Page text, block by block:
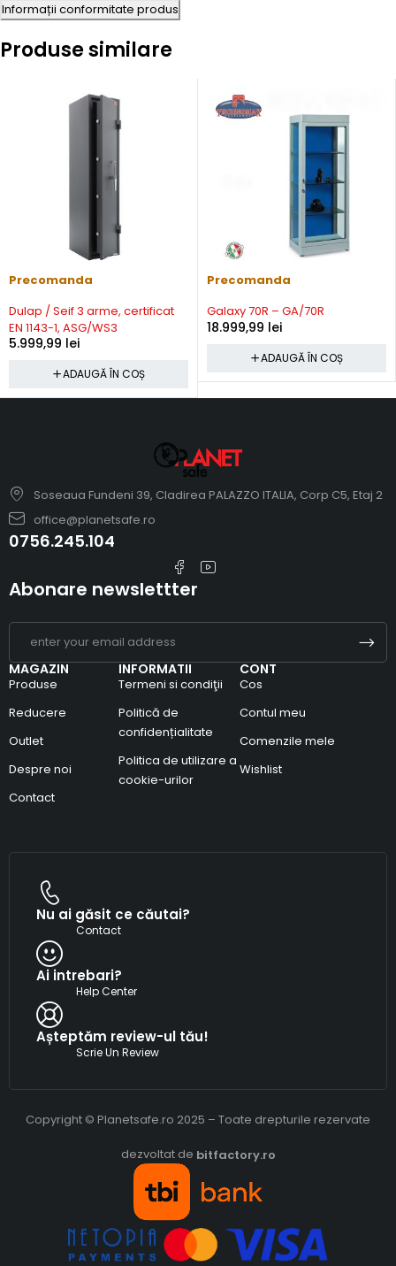
Informații conformitate produs
Produse similare
Precomanda
Dulap / Seif 3 arme, certificat
EN 1143-1, ASG/WS3
5.999,99 lei
ADAUGĂ ÎN COȘ
Precomanda
Galaxy 70R – GA/70R
18.999,99 lei
ADAUGĂ ÎN COȘ
Soseaua Fundeni 39, Cladirea PALAZZO ITALIA, Corp C5, Etaj 2
office@planetsafe.ro
0756.245.104
MAGAZIN
Produse
Reducere
Outlet
Despre noi
Contact
INFORMATII
Termeni si condiţii
Politică de
confidențialitate
Politica de utilizare a
cookie-urilor
CONT
Cos
Contul meu
Comenzile mele
Wishlist
Abonare newslettter
Nu ai găsit ce căutai?
Contact
Ai intrebari?
Help Center
Așteptăm review-ul tău!
Scrie Un Review
Copyright © Planetsafe.ro 2025 – Toate drepturile rezervate
dezvoltat de bitfactory.ro